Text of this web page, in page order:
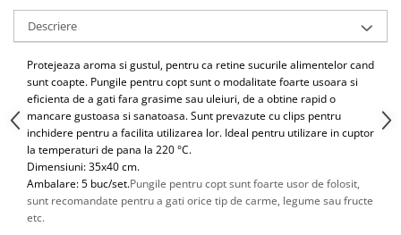
Odorizante Camera
Odorizante Speciale
PACHETE PROMO
Produse de curatare industriala
Solutii de indepartarea cimentului
(decapanti)
Articole de bucatarie si catering
Folii si ambalaje
Pahare de unica folosinta
Tacamuri de unica folosinta
Vesela de unica folosinta
Dispensere
Dispensere folie
Dispensere hartie
Dispensere sapun
HARTIE
Descriere
Protejeaza aroma si gustul, pentru ca retine sucurile alimentelor cand
sunt coapte. Pungile pentru copt sunt o modalitate foarte usoara si
eficienta de a gati fara grasime sau uleiuri, de a obtine rapid o
mancare gustoasa si sanatoasa. Sunt prevazute cu clips pentru
inchidere pentru a facilita utilizarea lor. Ideal pentru utilizare in cuptor
la temperaturi de pana la 220 °C.
Dimensiuni: 35x40 cm.
Ambalare: 5 buc/set.Pungile pentru copt sunt foarte usor de folosit,
sunt recomandate pentru a gati orice tip de carme, legume sau fructe
etc.